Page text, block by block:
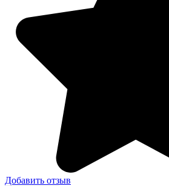
Добавить отзыв